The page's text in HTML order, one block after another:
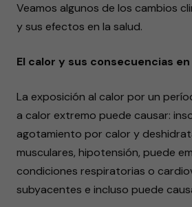
Veamos algunos de los cambios
y sus efectos en la salud.
El calor y sus consecuencias en
La exposición al calor por un
a calor extremo puede causar:
agotamiento por calor y
musculares, hipotensión, puede
condiciones respiratorias o
subyacentes e incluso puede